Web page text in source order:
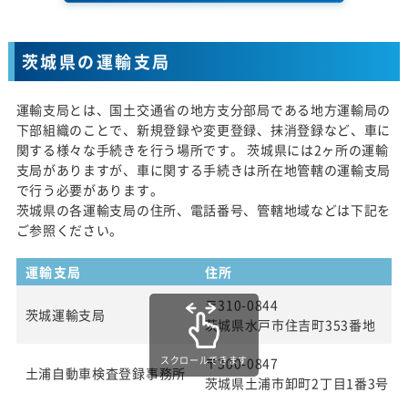
茨城県の運輸支局
運輸支局とは、国土交通省の地方支分部局である地方運輸局の
下部組織のことで、新規登録や変更登録、抹消登録など、車に
関する様々な手続きを行う場所です。 茨城県には2ヶ所の運輸
支局がありますが、車に関する手続きは所在地管轄の運輸支局
で行う必要があります。
茨城県の各運輸支局の住所、電話番号、管轄地域などは下記を
ご参照ください。
運輸支局 住所
茨城運輸支局
〒310-0844
茨城県水戸市住吉町353番地
土浦自動車検査登録事務所
〒300-0847
茨城県土浦市卸町2丁目1番3号
スクロールできます